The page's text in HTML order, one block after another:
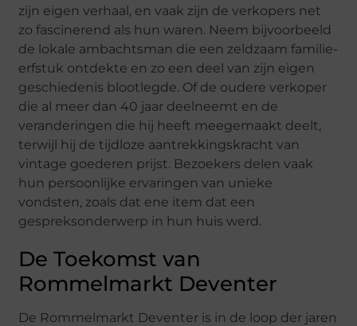
zijn eigen verhaal, en vaak zijn de verkopers net
zo fascinerend als hun waren. Neem bijvoorbeeld
de lokale ambachtsman die een zeldzaam familie-
erfstuk ontdekte en zo een deel van zijn eigen
geschiedenis blootlegde. Of de oudere verkoper
die al meer dan 40 jaar deelneemt en de
veranderingen die hij heeft meegemaakt deelt,
terwijl hij de tijdloze aantrekkingskracht van
vintage goederen prijst. Bezoekers delen vaak
hun persoonlijke ervaringen van unieke
vondsten, zoals dat ene item dat een
gespreksonderwerp in hun huis werd.
De Toekomst van
Rommelmarkt Deventer
De Rommelmarkt Deventer is in de loop der jaren